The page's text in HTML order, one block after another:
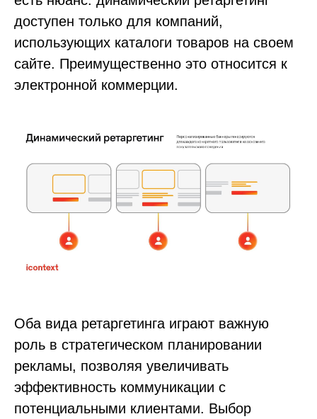
доступен только для компаний,
использующих каталоги товаров на своем
сайте. Преимущественно это относится к
электронной коммерции.
Оба вида ретаргетинга играют важную
роль в стратегическом планировании
рекламы, позволяя увеличивать
эффективность коммуникации с
потенциальными клиентами. Выбор